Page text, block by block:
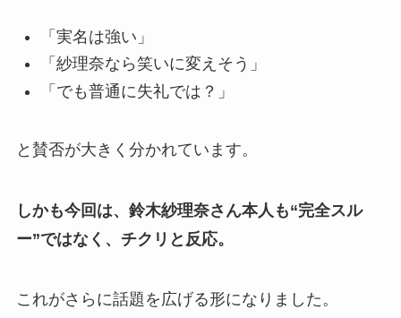
「実名は強い」
「紗理奈なら笑いに変えそう」
「でも普通に失礼では？」
と賛否が大きく分かれています。
しかも今回は、鈴木紗理奈さん本人も“完全スル
ー”ではなく、チクリと反応。
これがさらに話題を広げる形になりました。